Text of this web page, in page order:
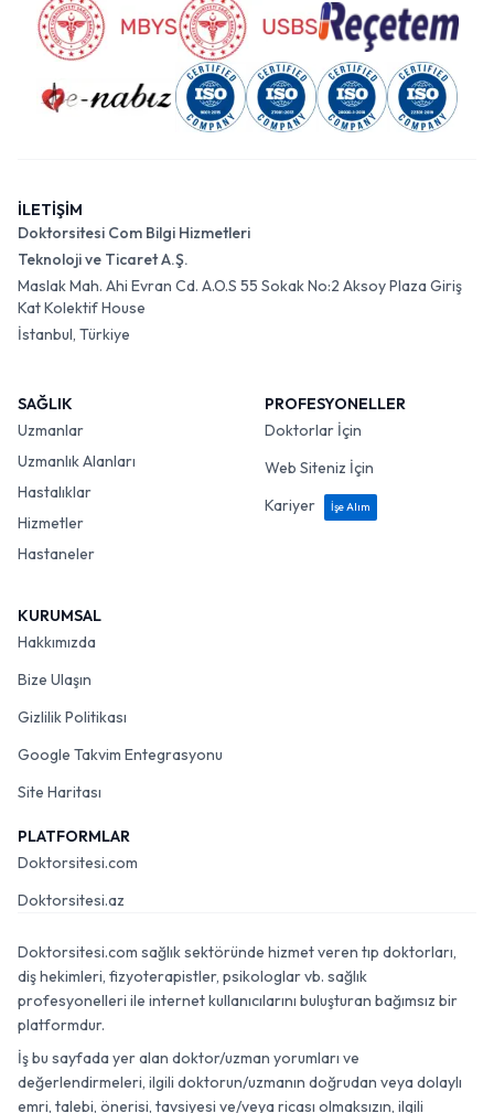
İLETİŞİM
Doktorsitesi Com Bilgi Hizmetleri
Teknoloji ve Ticaret A.Ş.
Maslak Mah. Ahi Evran Cd. A.O.S 55 Sokak No:2 Aksoy Plaza Giriş
Kat Kolektif House
İstanbul, Türkiye
SAĞLIK
Uzmanlar
Uzmanlık Alanları
Hastalıklar
Hizmetler
Hastaneler
PROFESYONELLER
Doktorlar İçin
Web Siteniz İçin
Kariyer
İşe Alım
KURUMSAL
Hakkımızda
Bize Ulaşın
Gizlilik Politikası
Google Takvim Entegrasyonu
Site Haritası
PLATFORMLAR
Doktorsitesi.com
Doktorsitesi.az
Doktorsitesi.com sağlık sektöründe hizmet veren tıp doktorları,
diş hekimleri, fizyoterapistler, psikologlar vb. sağlık
profesyonelleri ile internet kullanıcılarını buluşturan bağımsız bir
platformdur.
İş bu sayfada yer alan doktor/uzman yorumları ve
değerlendirmeleri, ilgili doktorun/uzmanın doğrudan veya dolaylı
emri, talebi, önerisi, tavsiyesi ve/veya ricası olmaksızın, ilgili